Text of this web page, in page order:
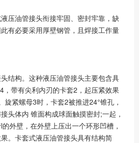
油管接头衔接牢固、密封牢靠，缺
有必要采用厚壁钢管，且焊接工作量
构。这种液压油管接头主要包含具
，带有尖利内刃的卡套2，起压紧效果
旋紧螺母3时，卡套2被推进24°锥孔，
头体内 锥面构成球面触摸密封;一起，
外壁，在外壁上压出一个环形凹槽，
。卡套式液压油管接头具有结构简